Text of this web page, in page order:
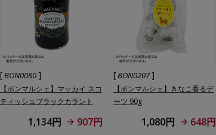
[BON0080 ]
【ボンマルシェ】マッカイ スコ
ティッシュブラックカラント
1,134円 907円
[BON0207 ]
【ボンマルシェ】きなこ香るデ
ーツ 90g
1,080円 648円